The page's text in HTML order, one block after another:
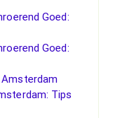
Goed:
Goed:
Tips